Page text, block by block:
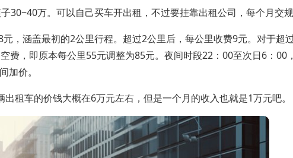
30~40万。可以自己买车开出租，不过要挂靠出租公司，每个月交规
，涵盖最初的2公里行程。超过2公里后，每公里收费9元。对于超
费，即原本每公里55元调整为85元。夜间时段22：00至次日6：00
加价。
租车的价钱大概在6万元左右，但是一个月的收入也就是1万元吧。